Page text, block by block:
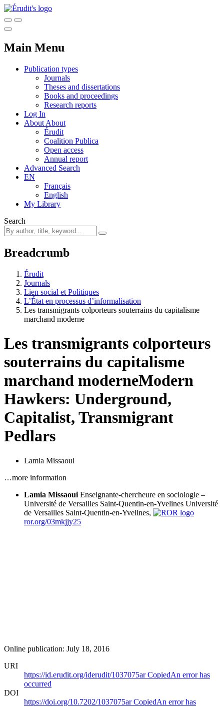
Main Menu
Publication types
Journals
Theses and dissertations
Books and proceedings
Research reports
Log In
About About
Érudit
Coalition Publica
Open access
Annual report
Advanced Search
EN
Français
English
My Library
Search
Breadcrumb
Érudit
Journals
Lien social et Politiques
L’État en processus d’informalisation
Les transmigrants colporteurs souterrains du capitalisme
marchand moderne
Les transmigrants colporteurs
souterrains du capitalisme
marchand moderneModern
Hawkers: Underground,
Capitalist, Transmigrant
Pedlars
Lamia Missaoui
…more information
Lamia Missaoui Enseignante-chercheure en sociologie –
Université de Versailles Saint-Quentin-en-Yvelines Université
de Versailles Saint-Quentin-en-Yvelines,
ror.org/03mkjjy25
Online publication: July 18, 2016
URI
https://id.erudit.org/iderudit/1037075arCopiedAn error has
occurred
DOI
https://doi.org/10.7202/1037075arCopiedAn error has